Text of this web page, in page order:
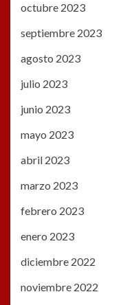
octubre 2023
septiembre 2023
agosto 2023
julio 2023
junio 2023
mayo 2023
abril 2023
marzo 2023
febrero 2023
enero 2023
diciembre 2022
noviembre 2022